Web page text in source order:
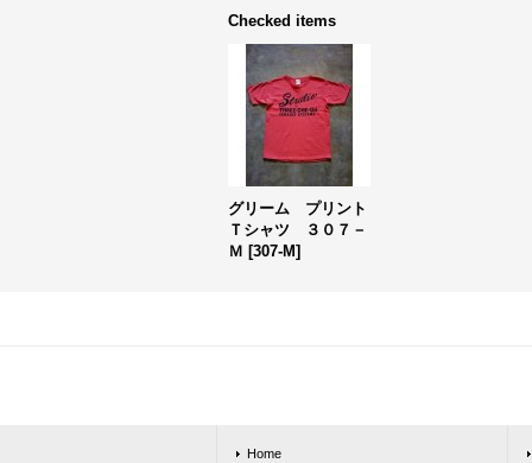
Checked items
グリーム プリント
Ｔシャツ ３０７－
Ｍ [307-M]
Home